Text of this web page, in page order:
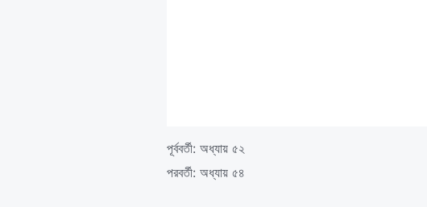
পূর্ববর্তী: অধ্যায় ৫২
পরবর্তী: অধ্যায় ৫৪